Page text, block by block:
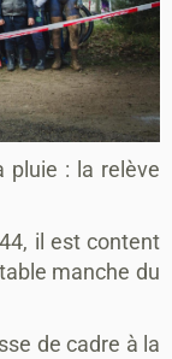
pluie : la relève
il est content
manche du
de cadre à la